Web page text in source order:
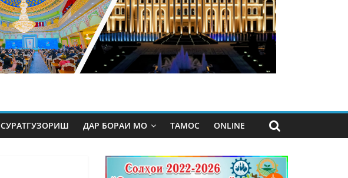
СУРАТГУЗОРИШ ДАР БОРАИ МО ТАМОС ONLINE